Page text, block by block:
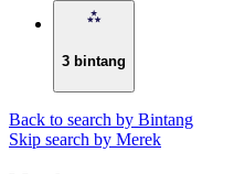
3 bintang
Back to search by Bintang
Skip search by Merek